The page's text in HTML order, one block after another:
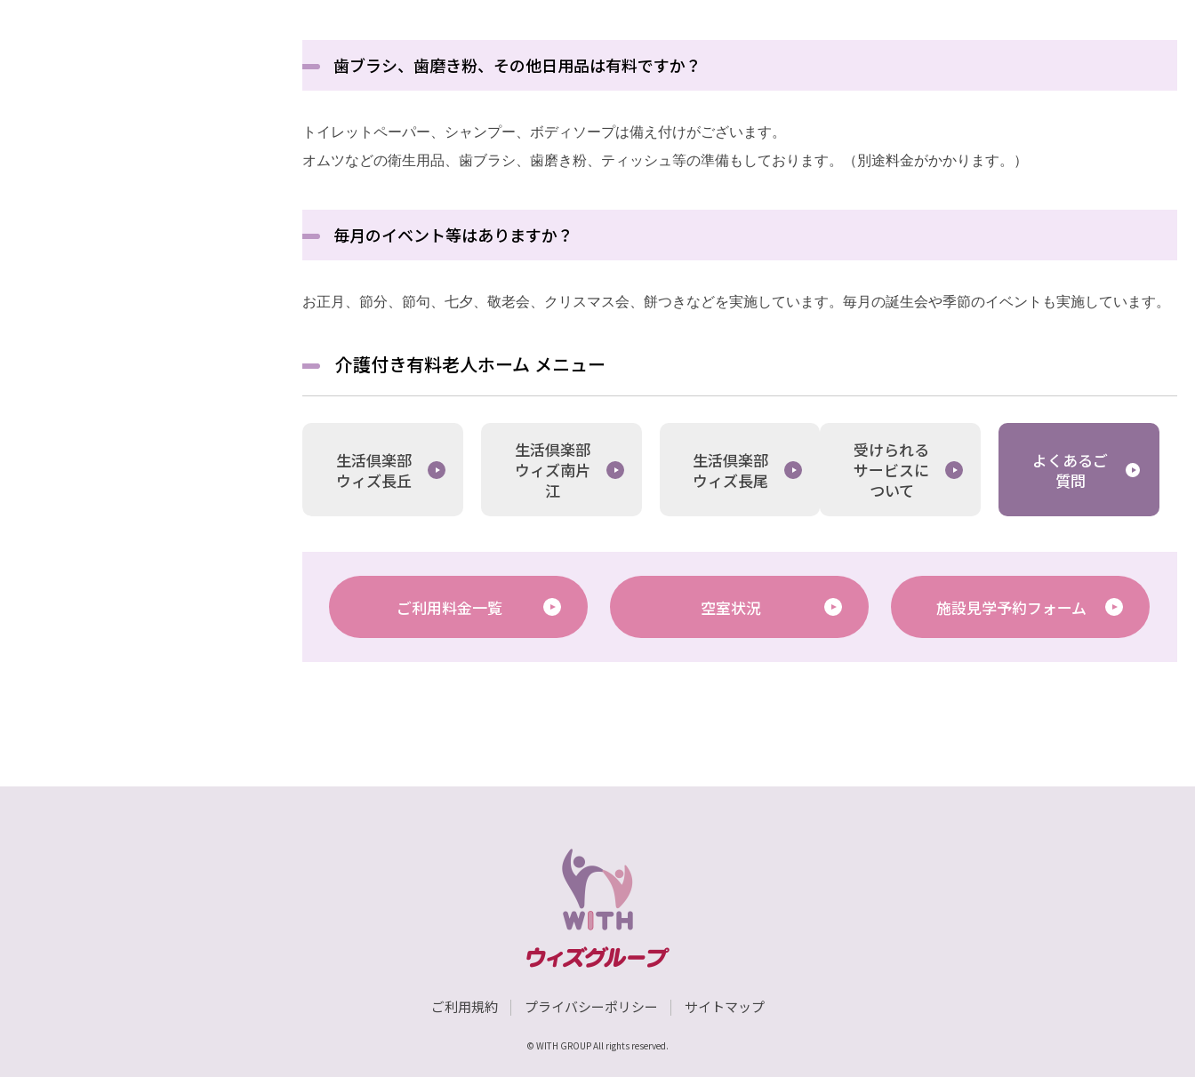
歯ブラシ、歯磨き粉、その他日用品は有料ですか？
トイレットペーパー、シャンプー、ボディソープは備え付けがございます。
オムツなどの衛生用品、歯ブラシ、歯磨き粉、ティッシュ等の準備もしております。（別途料金がかかります。）
毎月のイベント等はありますか？
お正月、節分、節句、七夕、敬老会、クリスマス会、餅つきなどを実施しています。毎月の誕生会や季節のイベントも実施しています。
介護付き有料老人ホーム メニュー
生活倶楽部
ウィズ長丘
生活倶楽部
ウィズ南片
江
生活倶楽部
ウィズ長尾
受けられる
サービスに
ついて
よくあるご
質問
ご利用料金一覧 空室状況 施設見学予約フォーム
ご利用規約 プライバシーポリシー サイトマップ
© WITH GROUP All rights reserved.